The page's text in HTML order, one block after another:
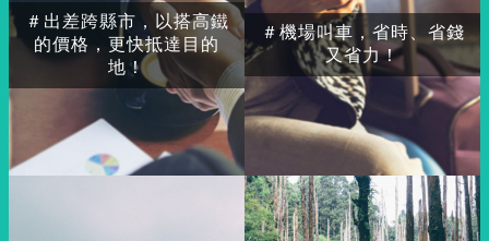
＃出差跨縣市，以搭高鐵
的價格，更快抵達目的
地！
＃機場叫車，省時、省錢
又省力！